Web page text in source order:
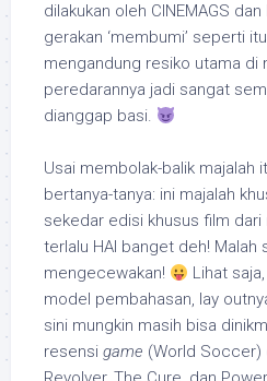
dilakukan oleh CINEMAGS
gerakan ‘membumi’ seperti
mengandung resiko utama di
peredarannya jadi sangat
dianggap basi.
Usai membolak-balik majalah
bertanya-tanya: ini majalah
sekedar edisi khusus film dari
terlalu HAI banget deh! Malah
mengecewakan!
Lihat
model pembahasan, lay
sini mungkin masih bisa
resensi game (World Soccer)